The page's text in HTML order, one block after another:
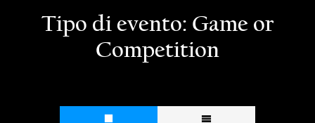
Tipo di evento: Game or
Competition